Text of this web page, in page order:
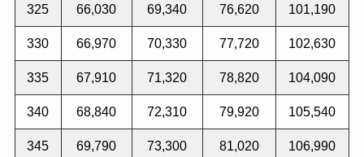
325 66,030 69,340 76,620 101,190
330 66,970 70,330 77,720 102,630
335 67,910 71,320 78,820 104,090
340 68,840 72,310 79,920 105,540
345 69,790 73,300 81,020 106,990